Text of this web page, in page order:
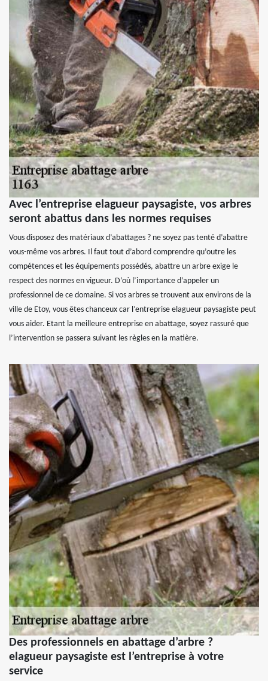
Avec l’entreprise elagueur paysagiste, vos arbres
seront abattus dans les normes requises
Vous disposez des matériaux d’abattages ? ne soyez pas tenté d’abattre
vous-même vos arbres. Il faut tout d’abord comprendre qu’outre les
compétences et les équipements possédés, abattre un arbre exige le
respect des normes en vigueur. D’où l’importance d’appeler un
professionnel de ce domaine. Si vos arbres se trouvent aux environs de la
ville de Etoy, vous êtes chanceux car l’entreprise elagueur paysagiste peut
vous aider. Etant la meilleure entreprise en abattage, soyez rassuré que
l’intervention se passera suivant les règles en la matière.
Des professionnels en abattage d’arbre ?
elagueur paysagiste est l’entreprise à votre
service